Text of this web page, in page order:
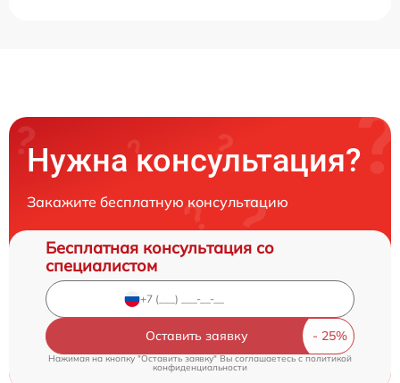
Нужна консультация?
Закажите бесплатную консультацию
Бесплатная консультация со
специалистом
Оставить заявку
Нажимая на кнопку "Оставить заявку" Вы соглашаетесь cполитикой
конфиденциальности